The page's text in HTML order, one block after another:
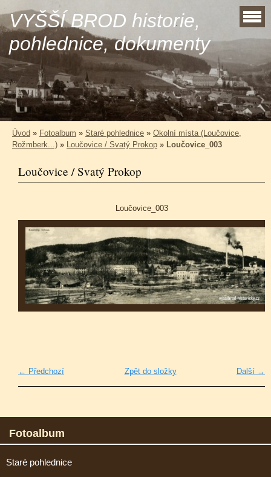
VYŠŠÍ BROD historie,
pohlednice, dokumenty
Úvod » Fotoalbum » Staré pohlednice » Okolní místa (Loučovice,
Rožmberk...) » Loučovice / Svatý Prokop » Loučovice_003
Loučovice / Svatý Prokop
Loučovice_003
← Předchozí Další →
Zpět do složky
Fotoalbum
Staré pohlednice